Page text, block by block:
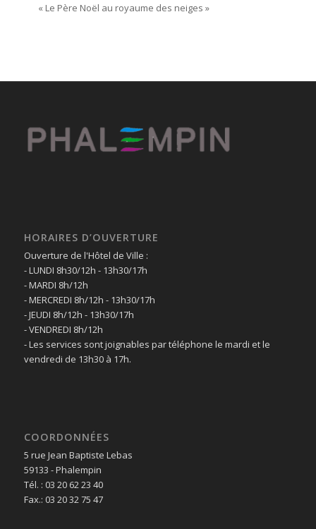
« Le Père Noël au royaume des neiges »
HORAIRES D’OUVERTURE
Ouverture de l'Hôtel de Ville :
- LUNDI 8h30/12h - 13h30/17h
- MARDI 8h/12h
- MERCREDI 8h/12h - 13h30/17h
- JEUDI 8h/12h - 13h30/17h
- VENDREDI 8h/12h
- Les services sont joignables par téléphone le mardi et le
vendredi de 13h30 à 17h.
COORDONNÉES
5 rue Jean Baptiste Lebas
59133 - Phalempin
Tél. : 03 20 62 23 40
Fax.: 03 20 32 75 47